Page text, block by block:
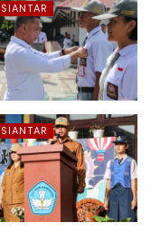
SIANTAR
SIANTAR